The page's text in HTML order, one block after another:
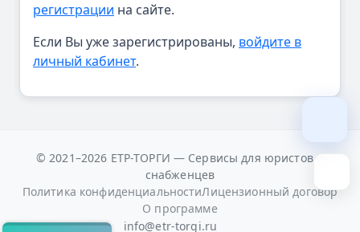
регистрации на сайте.
Если Вы уже зарегистрированы, войдите в
личный кабинет.
© 2021–2026 ЕТР-ТОРГИ — Сервисы для юристов и
снабженцев
Политика конфиденциальностиЛицензионный договор
О программе
info@etr-torgi.ru